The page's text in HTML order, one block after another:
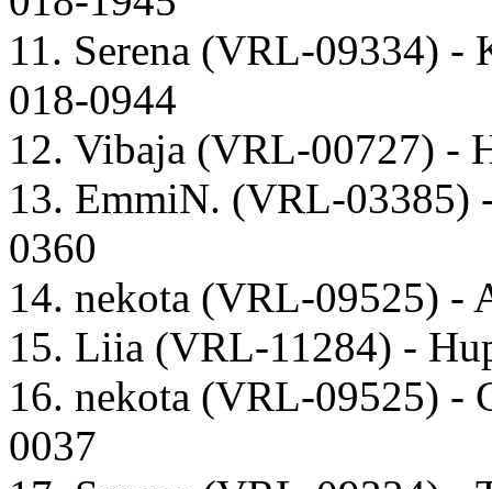
11. Serena (VRL-09334) -
018-0944
12. Vibaja (VRL-00727) -
13. EmmiN. (VRL-03385)
0360
14. nekota (VRL-09525) -
15. Liia (VRL-11284) -
16. nekota (VRL-09525) -
0037